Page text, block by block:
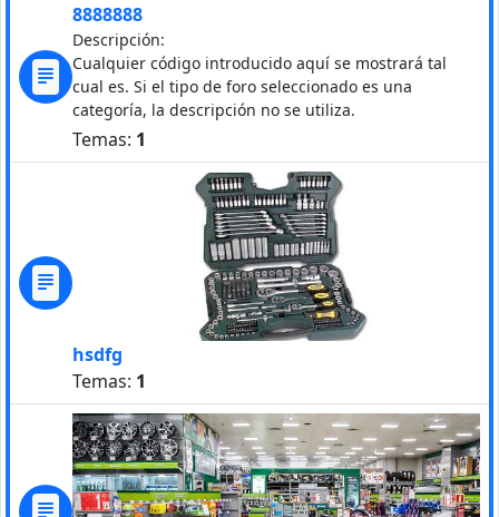
8888888
Descripción:
Cualquier código introducido aquí se mostrará tal
cual es. Si el tipo de foro seleccionado es una
categoría, la descripción no se utiliza.
Temas: 1
hsdfg
Temas: 1